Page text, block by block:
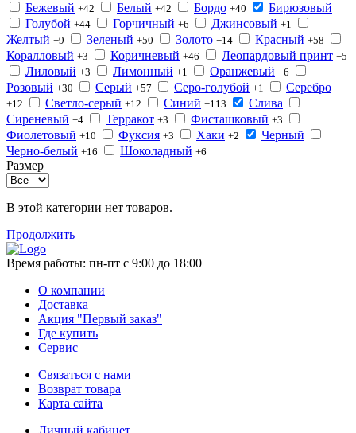
Бежевый +42 Белый +42 Бордо +40
Бирюзовый
Голубой +44 Горчичный +6 Джинсовый +1
Желтый +9 Зеленый +50 Золото +14 Красный +58
Коралловый +3 Коричневый +46 Леопардовый принт +5
Лиловый +3 Лимонный +1 Оранжевый +6
Розовый +30 Серый +57 Серо-голубой +1 Серебро
+12 Светло-серый +12 Синий +113
Слива
Сиреневый +4 Терракот +3 Фисташковый +3
Фиолетовый +10 Фуксия +3 Хаки +2
Черный
Черно-белый +16 Шоколадный +6
Размер
В этой категории нет товаров.
Продолжить
Время работы: пн-пт с 9:00 до 18:00
О компании
Доставка
Акция "Первый заказ"
Где купить
Сервис
Связаться с нами
Возврат товара
Карта сайта